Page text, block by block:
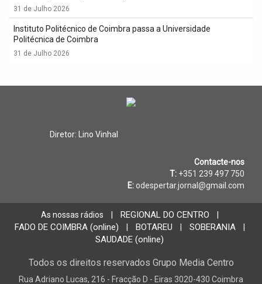
31 de Julho 2026
Instituto Politécnico de Coimbra passa a Universidade
Politécnica de Coimbra
31 de Julho 2026
Diretor: Lino Vinhal
Contacte-nos
T: +351 239 497 750
E: odespertar.jornal@gmail.com
As nossas rádios | REGIONAL DO CENTRO |
FADO DE COIMBRA (online) | BOTAREU | SOBERANIA |
SAUDADE (online)
Todos os direitos reservados Grupo Media Centro
Rua Adriano Lucas, 216 - Fracção D - Eiras 3020-430 Coimbra